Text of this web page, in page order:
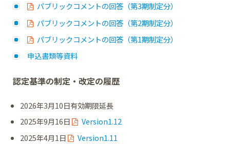
パブリックコメントの回答（第3期制定分）
パブリックコメントの回答（第2期制定分）
パブリックコメントの回答（第1期制定分）
申込書類等資料
認定基準の制定・改定の履歴
2026年3月10日有効期限延長
2025年9月16日
Version1.12
2025年4月1日
Version1.11